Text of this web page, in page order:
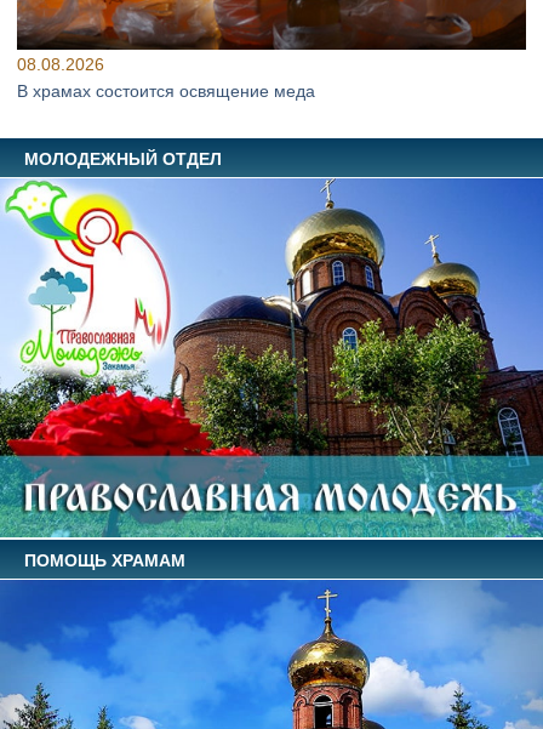
08.08.2026
В храмах состоится освящение меда
МОЛОДЕЖНЫЙ ОТДЕЛ
ПОМОЩЬ ХРАМАМ